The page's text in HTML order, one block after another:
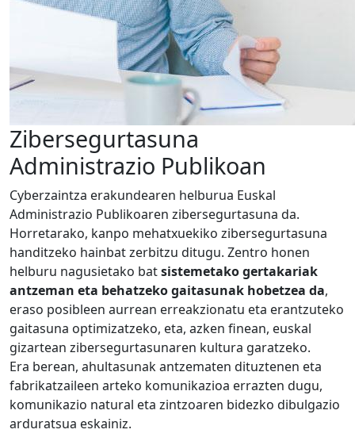
Zibersegurtasuna
Administrazio Publikoan
Cyberzaintza erakundearen helburua Euskal
Administrazio Publikoaren zibersegurtasuna da.
Horretarako, kanpo mehatxuekiko zibersegurtasuna
handitzeko hainbat zerbitzu ditugu. Zentro honen
helburu nagusietako batsistemetako gertakariak
antzeman eta behatzeko gaitasunak hobetzea da,
eraso posibleen aurrean erreakzionatu eta erantzuteko
gaitasuna optimizatzeko, eta, azken finean, euskal
gizartean zibersegurtasunaren kultura garatzeko.
Era berean, ahultasunak antzematen dituztenen eta
fabrikatzaileen arteko komunikazioa errazten dugu,
komunikazio natural eta zintzoaren bidezko dibulgazio
arduratsua eskainiz.